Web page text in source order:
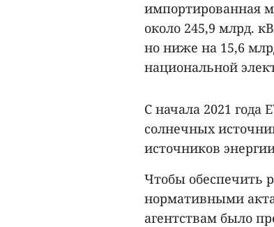
импортированная
около 245,9 млрд.
но ниже на 15,6
национальной
С начала 2021
солнечных
источников
Чтобы обеспечить
нормативными
агентствам было